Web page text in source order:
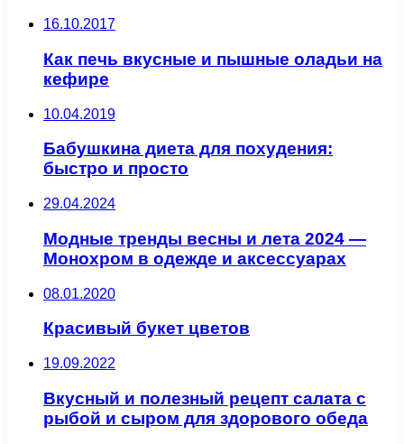
16.10.2017
Как печь вкусные и пышные оладьи на
кефире
10.04.2019
Бабушкина диета для похудения:
быстро и просто
29.04.2024
Модные тренды весны и лета 2024 —
Монохром в одежде и аксессуарах
08.01.2020
Красивый букет цветов
19.09.2022
Вкусный и полезный рецепт салата с
рыбой и сыром для здорового обеда